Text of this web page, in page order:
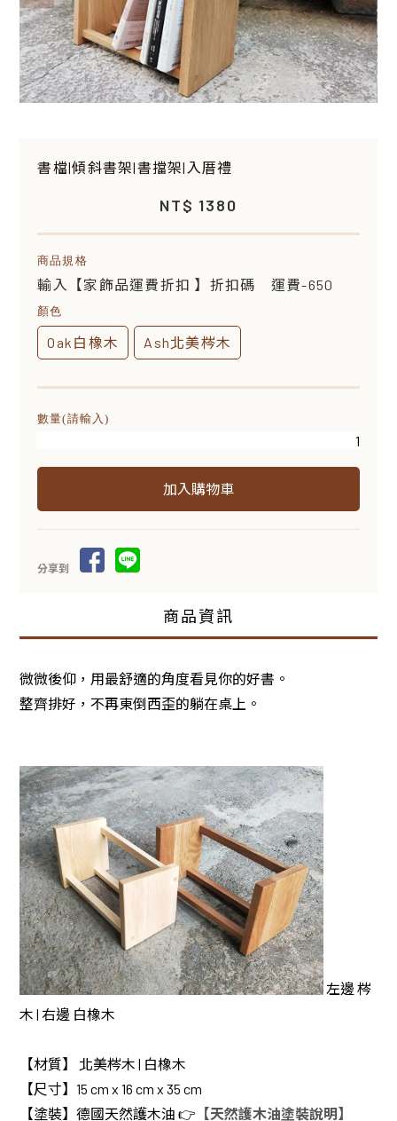
書檔|傾斜書架|書擋架|入厝禮
NT$ 1380
商品規格
輸入【家飾品運費折扣 】折扣碼 運費-650
顏色
Oak白橡木 Ash北美梣木
數量(請輸入)
分享到
商品資訊
微微後仰，用最舒適的角度看見你的好書。
整齊排好，不再東倒西歪的躺在桌上。
左邊 梣
木 | 右邊 白橡木
【材質】 北美梣木 | 白橡木
【尺寸】15 cm x 16 cm x 35 cm
【塗裝】德國天然護木油 👉 【天然護木油塗裝說明】